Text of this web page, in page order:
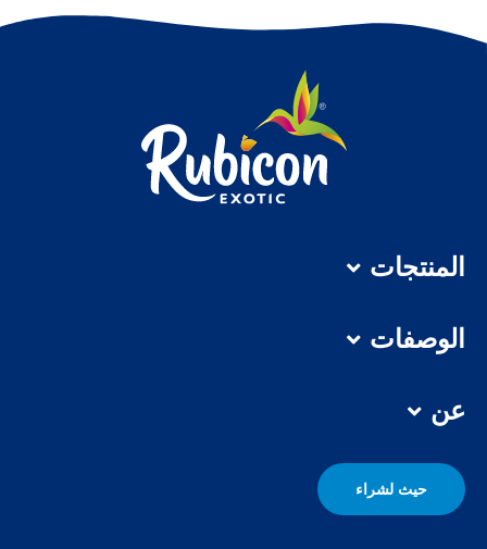
المنتجات
الوصفات
عن
حيث لشراء